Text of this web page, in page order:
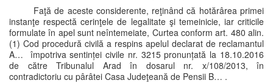
Faţă de aceste considerente, reţinând că hotărârea primei
instanţe respectă cerinţele de legalitate şi temeinicie, iar criticile
formulate în apel sunt neîntemeiate, Curtea conform art. 480 alin.
(1) Cod procedură civilă a respins apelul declarat de reclamantul
A… împotriva sentinței civile nr. 3215 pronunțată la 18.10.2016
de către Tribunalul Arad în dosarul nr. x/108/2013, în
contradictoriu cu pârâtei Casa Judeţeană de Pensii B… .